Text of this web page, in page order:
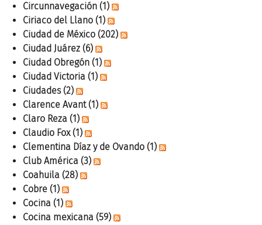
Circunnavegación (1)
Ciriaco del Llano (1)
Ciudad de México (202)
Ciudad Juárez (6)
Ciudad Obregón (1)
Ciudad Victoria (1)
Ciudades (2)
Clarence Avant (1)
Claro Reza (1)
Claudio Fox (1)
Clementina Díaz y de Ovando (1)
Club América (3)
Coahuila (28)
Cobre (1)
Cocina (1)
Cocina mexicana (59)